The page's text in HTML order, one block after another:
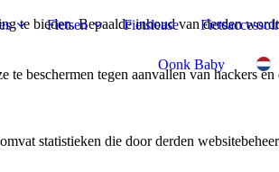
Fietsen Fietslease
Oonk Baby
te bieden. Bepaalde inhoud van derden
beschermen tegen aanvallen van hackers
statistieken die door derden